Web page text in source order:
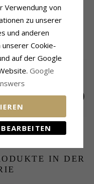
AUCH
29,-
12 mm Marguerite
Ohrringe in Silber -
CHANTI Preis
IN DER
Verwendung von
zu unserer
und anderen
unserer Cookie-
auf der Google
Google
BEARBEITEN